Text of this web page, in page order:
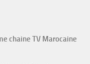
chaine TV Marocaine